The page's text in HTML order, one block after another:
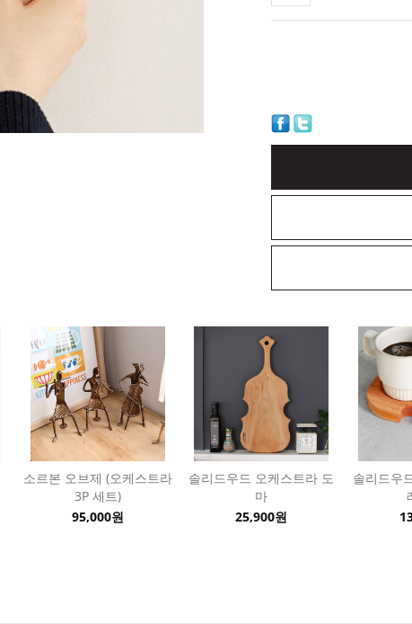
소르본 오브제 (오케스트라
3P 세트)
95,000원
솔리드우드 오케스트라 도
마
25,900원
솔리드우